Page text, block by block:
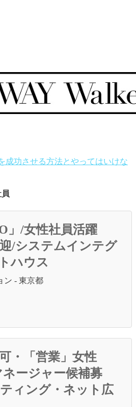
成功させる方法とやってはいけな
員
」/女性社員活躍
/システムインテグ
ハウス
ン - 東京都
・「営業」女性
ージャー候補募
ィング・ネット広